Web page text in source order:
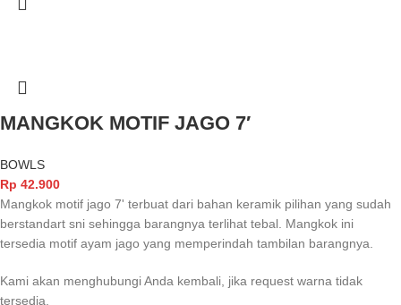
MANGKOK MOTIF JAGO 7′
BOWLS
Rp 42.900
Mangkok motif jago 7' terbuat dari bahan keramik pilihan yang sudah
berstandart sni sehingga barangnya terlihat tebal. Mangkok ini
tersedia motif ayam jago yang memperindah tambilan barangnya.
Kami akan menghubungi Anda kembali, jika request warna tidak
tersedia.